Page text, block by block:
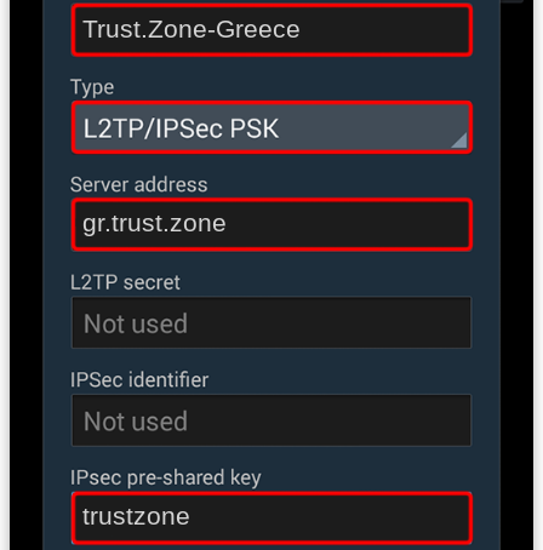
Trust.Zone-Greece
gr.trust.zone
trustzone